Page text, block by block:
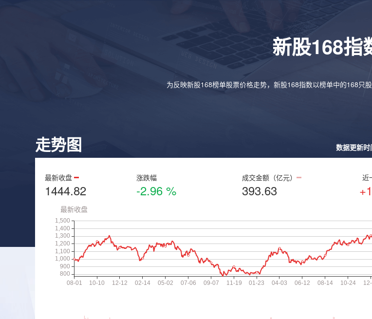
新股168指
为反映新股168榜单股票价格走势，新股168指数以榜单中的168只
走势图 数据更新
最新收盘
1444.82
涨跌幅
-2.96 %
成交金额（亿元）
393.63
近